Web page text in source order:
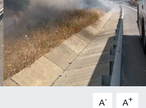
A- A+